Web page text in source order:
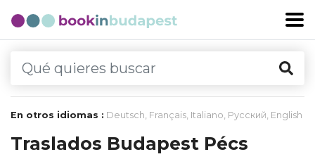
En otros idiomas : Deutsch, Français, Italiano, Русский, English
Traslados Budapest Pécs